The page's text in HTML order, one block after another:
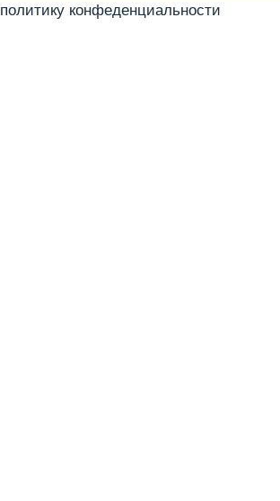
политику конфеденциальности